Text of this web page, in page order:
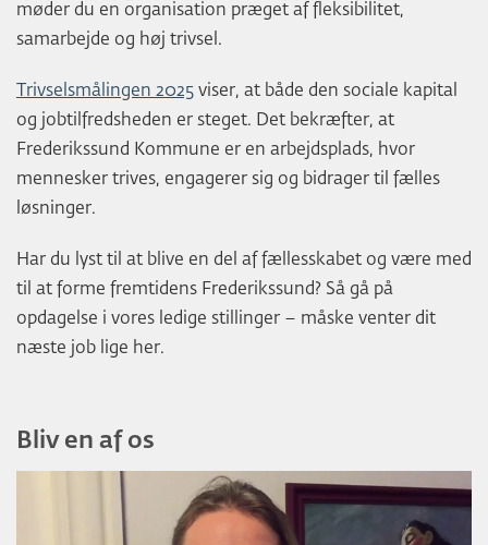
møder du en organisation præget af fleksibilitet,
samarbejde og høj trivsel.
Trivselsmålingen 2025 viser, at både den sociale kapital
og jobtilfredsheden er steget. Det bekræfter, at
Frederikssund Kommune er en arbejdsplads, hvor
mennesker trives, engagerer sig og bidrager til fælles
løsninger.
Har du lyst til at blive en del af fællesskabet og være med
til at forme fremtidens Frederikssund? Så gå på
opdagelse i vores ledige stillinger – måske venter dit
næste job lige her.
Bliv en af os